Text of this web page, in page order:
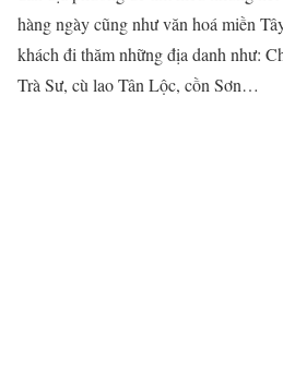
hàng ngày cũng như văn hoá miền
khách đi thăm những địa danh như:
Trà Sư, cù lao Tân Lộc, cồn Sơn…